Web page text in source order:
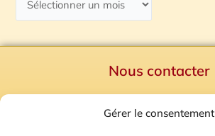
Gérer le consentement
Nous contacter